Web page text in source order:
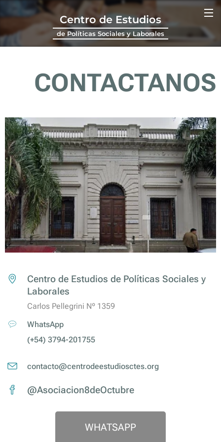
Centro de Estudios
de Políticas Sociales y Laborales
CONTACTANOS
Centro de Estudios de Políticas Sociales y
Laborales
Carlos Pellegrini Nº 1359
WhatsApp
(+54) 3794-201755
contacto@centrodeestudiosctes.org
@Asociacion8deOctubre
WHATSAPP